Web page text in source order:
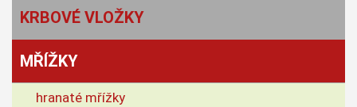
KRBOVÉ VLOŽKY
MŘÍŽKY
hranaté mřížky